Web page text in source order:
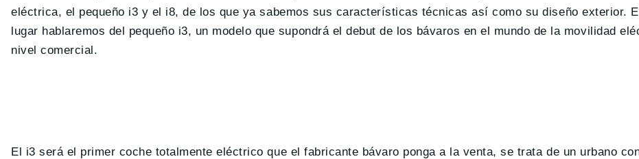
eléctrica, el pequeño i3 y el i8, de los que ya sabemos sus características técnicas así como su diseño exterior.
lugar hablaremos del pequeño i3, un modelo que supondrá el debut de los bávaros en el mundo de la movilidad
nivel comercial.
El i3 será el primer coche totalmente eléctrico que el fabricante bávaro ponga a la venta, se trata de un urbano